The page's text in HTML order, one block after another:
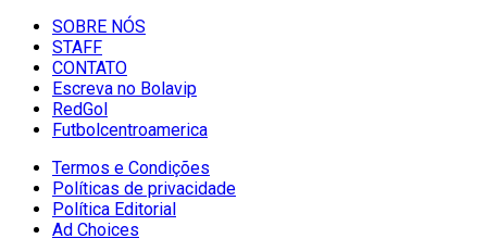
SOBRE NÓS
STAFF
CONTATO
Escreva no Bolavip
RedGol
Futbolcentroamerica
Termos e Condições
Políticas de privacidade
Política Editorial
Ad Choices